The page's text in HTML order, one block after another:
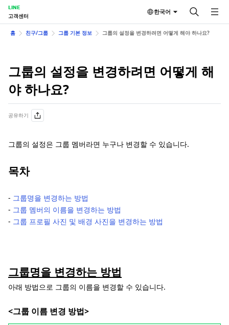
LINE
고객센터
한국어
홈 친구/그룹 그룹 기본 정보 그룹의 설정을 변경하려면 어떻게 해야 하나요?
그룹의 설정을 변경하려면 어떻게 해
야 하나요?
공유하기
그룹의 설정은 그룹 멤버라면 누구나 변경할 수 있습니다.
목차
- 그룹명을 변경하는 방법
- 그룹 멤버의 이름을 변경하는 방법
- 그룹 프로필 사진 및 배경 사진을 변경하는 방법
그룹명을 변경하는 방법
아래 방법으로 그룹의 이름을 변경할 수 있습니다.
<그룹 이름 변경 방법>